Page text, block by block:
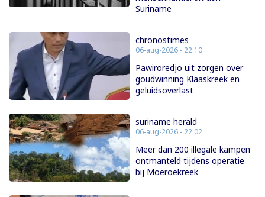
Suriname
chronostimes
06-aug-2026 - 22:10
Pawiroredjo uit zorgen over
goudwinning Klaaskreek en
geluidsoverlast
suriname herald
06-aug-2026 - 22:02
Meer dan 200 illegale kampen
ontmanteld tijdens operatie
bij Moeroekreek